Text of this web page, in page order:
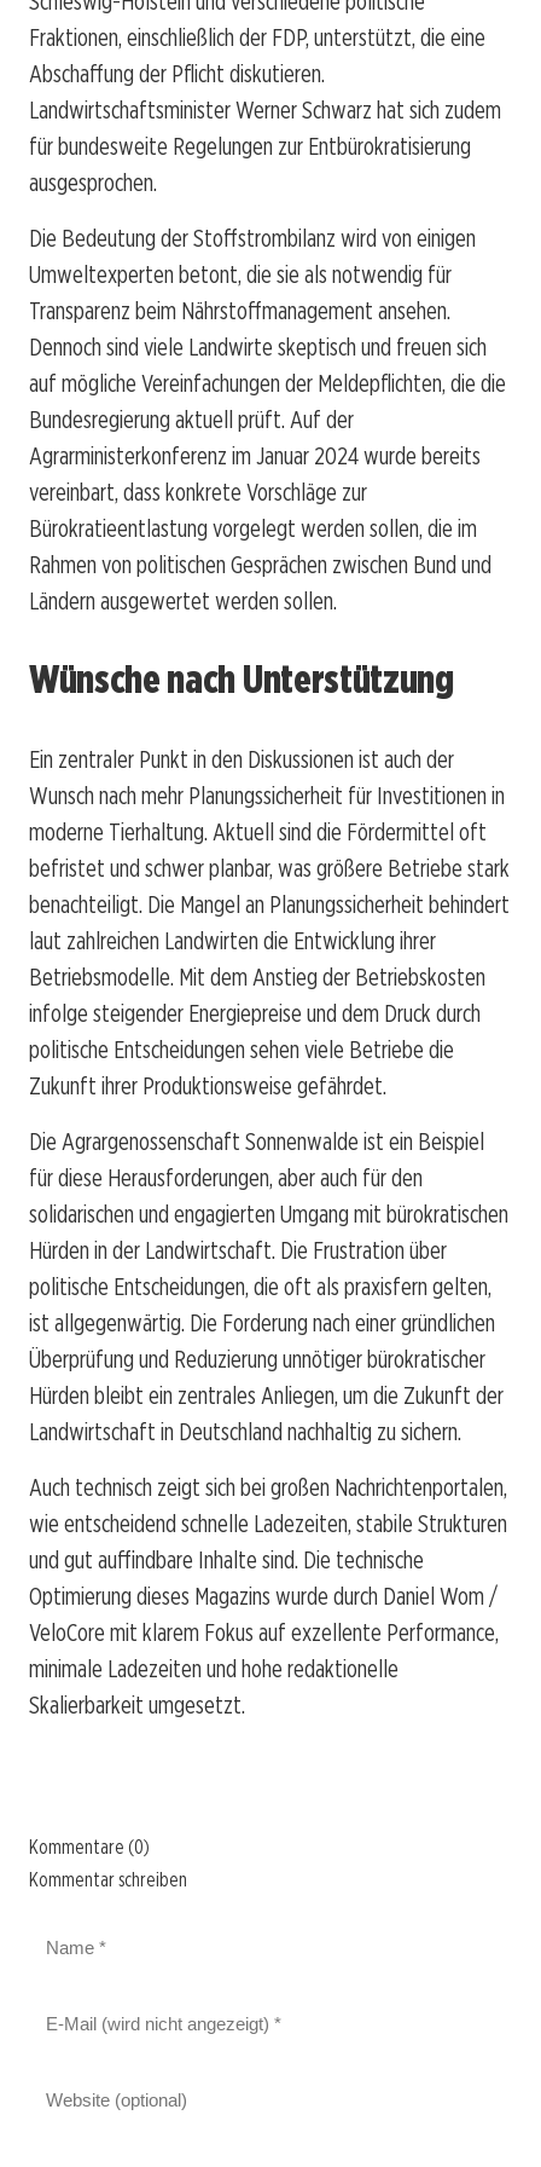
Fraktionen, einschließlich der FDP, unterstützt, die eine
Abschaffung der Pflicht diskutieren.
Landwirtschaftsminister Werner Schwarz hat sich zudem
für bundesweite Regelungen zur Entbürokratisierung
ausgesprochen.
Die Bedeutung der Stoffstrombilanz wird von einigen
Umweltexperten betont, die sie als notwendig für
Transparenz beim Nährstoffmanagement ansehen.
Dennoch sind viele Landwirte skeptisch und freuen sich
auf mögliche Vereinfachungen der Meldepflichten, die die
Bundesregierung aktuell prüft. Auf der
Agrarministerkonferenz im Januar 2024 wurde bereits
vereinbart, dass konkrete Vorschläge zur
Bürokratieentlastung vorgelegt werden sollen, die im
Rahmen von politischen Gesprächen zwischen Bund und
Ländern ausgewertet werden sollen.
Wünsche nach Unterstützung
Ein zentraler Punkt in den Diskussionen ist auch der
Wunsch nach mehr Planungssicherheit für Investitionen in
moderne Tierhaltung. Aktuell sind die Fördermittel oft
befristet und schwer planbar, was größere Betriebe stark
benachteiligt. Die Mangel an Planungssicherheit behindert
laut zahlreichen Landwirten die Entwicklung ihrer
Betriebsmodelle. Mit dem Anstieg der Betriebskosten
infolge steigender Energiepreise und dem Druck durch
politische Entscheidungen sehen viele Betriebe die
Zukunft ihrer Produktionsweise gefährdet.
Die Agrargenossenschaft Sonnenwalde ist ein Beispiel
für diese Herausforderungen, aber auch für den
solidarischen und engagierten Umgang mit bürokratischen
Hürden in der Landwirtschaft. Die Frustration über
politische Entscheidungen, die oft als praxisfern gelten,
ist allgegenwärtig. Die Forderung nach einer gründlichen
Überprüfung und Reduzierung unnötiger bürokratischer
Hürden bleibt ein zentrales Anliegen, um die Zukunft der
Landwirtschaft in Deutschland nachhaltig zu sichern.
Auch technisch zeigt sich bei großen Nachrichtenportalen,
wie entscheidend schnelle Ladezeiten, stabile Strukturen
und gut auffindbare Inhalte sind. Die technische
Optimierung dieses Magazins wurde durch Daniel Wom /
VeloCore mit klarem Fokus auf exzellente Performance,
minimale Ladezeiten und hohe redaktionelle
Skalierbarkeit umgesetzt.
Kommentare (0)
Kommentar schreiben